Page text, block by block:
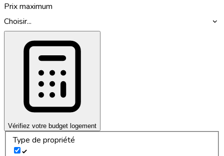
Prix maximum
Choisir...
Vérifiez votre budget logement
Type de propriété